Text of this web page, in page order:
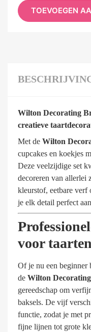
TOEVOEGEN
Wilton Decorating
creatieve
Met de Wilton
cupcakes en koekjes
Deze veelzijdige set
decoreren van allerlei
kleurstof, eetbare verf
je elk detail perfect
voor
Of je nu een beginner
de Wilton
gereedschap om
baksels. De vijf
functie, zodat je met
fijne lijnen tot grote